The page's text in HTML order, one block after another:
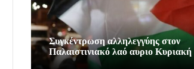
Συγκέντρωση αλληλεγγύης στον
Παλαιστινιακό λαό αυριο Κυριακή